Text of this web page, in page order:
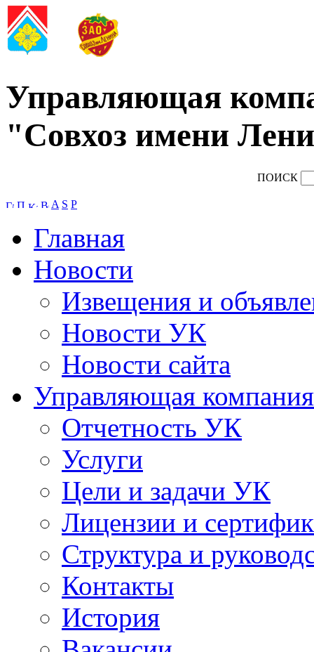
Управляющая
"Совхоз имени
ПОИСК
A S P
Главная
Новости
Извещения и
Новости УК
Новости сайта
Управляющая компания
Отчетность УК
Услуги
Цели и задачи УК
Лицензии и
Структура и
Контакты
История